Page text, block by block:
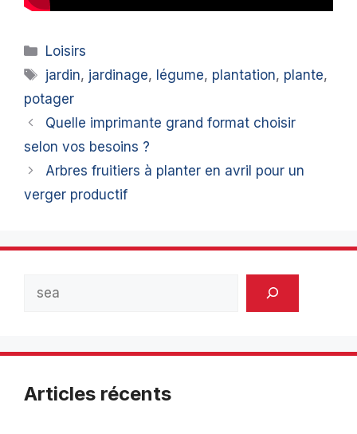
Catégories
Loisirs
Étiquettes
jardin, jardinage, légume, plantation, plante,
potager
Quelle imprimante grand format choisir
selon vos besoins ?
Arbres fruitiers à planter en avril pour un
verger productif
Articles récents